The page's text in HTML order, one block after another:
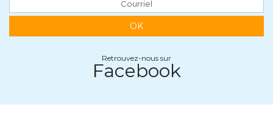
OK
Retrouvez-nous sur
Facebook